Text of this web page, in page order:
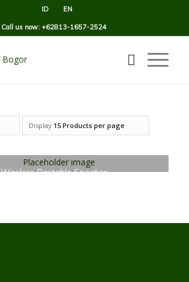
ID EN
Call us now: +62813-1657-2524
Display 15 Products per page
Wireless Portable Speaker